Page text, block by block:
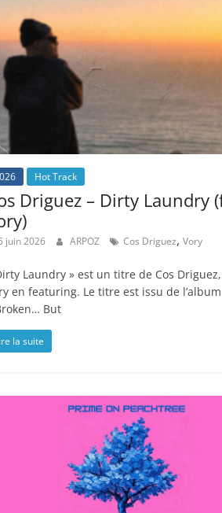
Hot Track
Driguez – Dirty Laundry
juin 2026 ARPOZ Cos Driguez, Vory
Laundry » est un titre de Cos
en featuring. Le titre est issu de l’album
But
la suite